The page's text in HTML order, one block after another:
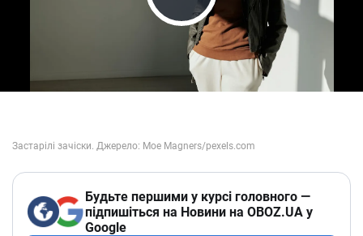
Play Video
Будьте першими у курсі головного —
підпишіться на Новини на OBOZ.UA у
Google